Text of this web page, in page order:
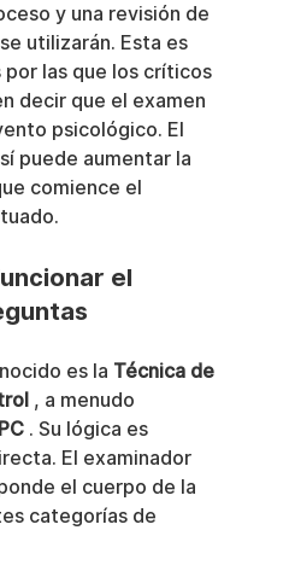
y una revisión de
utilizarán. Esta es
por las que los críticos
decir que el examen
psicológico. El
puede aumentar la
comience el
el
es la Técnica de
, a menudo
. Su lógica es
El examinador
el cuerpo de la
categorías de